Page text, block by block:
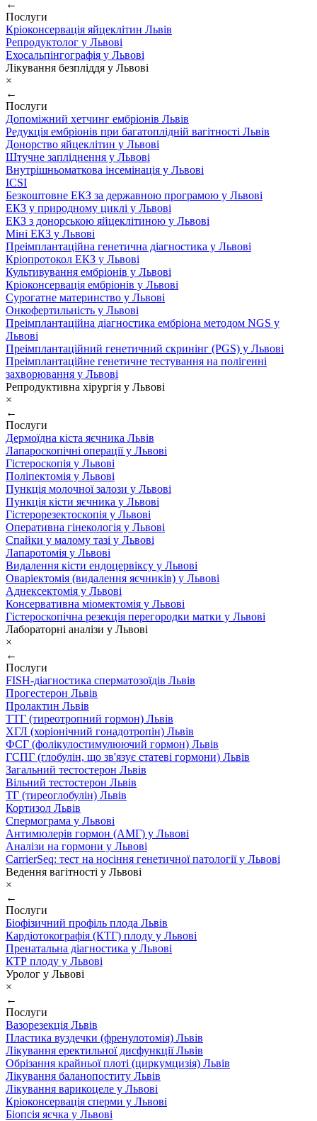
←
Послуги
Кріоконсервація яйцеклітин Львів
Репродуктолог у Львові
Ехосальпінгографія у Львові
Лікування безпліддя у Львові
×
←
Послуги
Допоміжний хетчинг ембріонів Львів
Редукція ембріонів при багатоплідній вагітності Львів
Донорство яйцеклітин у Львові
Штучне запліднення у Львові
Внутрішньоматкова інсемінація у Львові
ICSI
Безкоштовне ЕКЗ за державною програмою у Львові
ЕКЗ у природному циклі у Львові
ЕКЗ з донорською яйцеклітиною у Львові
Міні ЕКЗ у Львові
Преімплантаційна генетична діагностика у Львові
Кріопротокол ЕКЗ у Львові
Культивування ембріонів у Львові
Кріоконсервація ембріонів у Львові
Сурогатне материнство у Львові
Онкофертильність у Львові
Преімплантаційна діагностика ембріона методом NGS у
Львові
Преімплантаційний генетичний скринінг (PGS) у Львові
Преімплантаційне генетичне тестування на полігенні
захворювання у Львові
Репродуктивна хірургія у Львові
×
←
Послуги
Дермоїдна кіста яєчника Львів
Лапароскопічні операції у Львові
Гістероскопія у Львові
Поліпектомія у Львові
Пункція молочної залози у Львові
Пункція кісти яєчника у Львові
Гістерорезектоскопія у Львові
Оперативна гінекологія у Львові
Спайки у малому тазі у Львові
Лапаротомія у Львові
Видалення кісти ендоцервіксу у Львові
Оваріектомія (видалення яєчників) у Львові
Аднексектомія у Львові
Консервативна міомектомія у Львові
Гістероскопічна резекція перегородки матки у Львові
Лабораторні аналізи у Львові
×
←
Послуги
FISH-діагностика сперматозоїдів Львів
Прогестерон Львів
Пролактин Львів
ТТГ (тиреотропний гормон) Львів
ХГЛ (хоріонічний гонадотропін) Львів
ФСГ (фолікулостимулюючий гормон) Львів
ГСПГ (глобулін, що зв'язує статеві гормони) Львів
Загальний тестостерон Львів
Вільний тестостерон Львів
ТГ (тиреоглобулін) Львів
Кортизол Львів
Спермограма у Львові
Антимюлерів гормон (АМГ) у Львові
Аналізи на гормони у Львові
CarrierSeq: тест на носіння генетичної патології у Львові
Ведення вагітності у Львові
×
←
Послуги
Біофізичний профіль плода Львів
Кардіотокографія (КТГ) плоду у Львові
Пренатальна діагностика у Львові
КТР плоду у Львові
Уролог у Львові
×
←
Послуги
Вазорезекція Львів
Пластика вуздечки (френулотомія) Львів
Лікування еректильної дисфункції Львів
Обрізання крайньої плоті (циркумцизія) Львів
Лікування баланопоститу Львів
Лікування варикоцеле у Львові
Кріоконсервація сперми у Львові
Біопсія яєчка у Львові